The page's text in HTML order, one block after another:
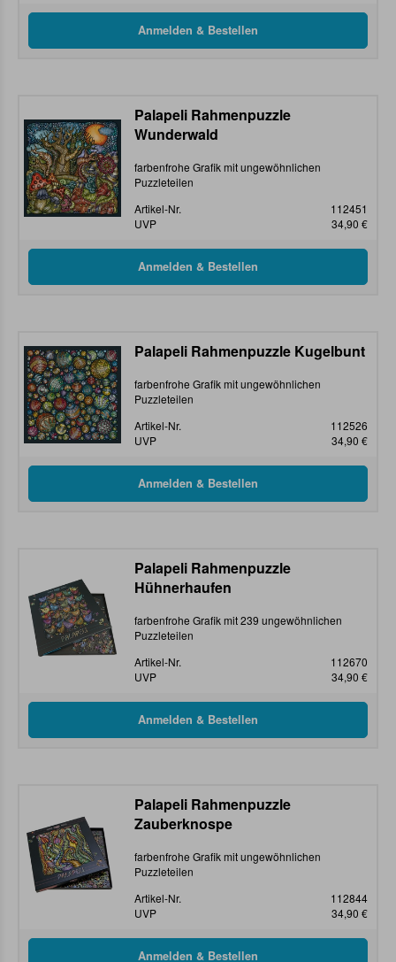
Palapeli Rahmenpuzzle
Wunderwald
farbenfrohe Grafik mit ungewöhnlichen
Puzzleteilen
Artikel-Nr.
112451
UVP
34,90 €
Palapeli Rahmenpuzzle Kugelbunt
farbenfrohe Grafik mit ungewöhnlichen
Puzzleteilen
Artikel-Nr.
112526
UVP
34,90 €
Palapeli Rahmenpuzzle
Hühnerhaufen
farbenfrohe Grafik mit 239 ungewöhnlichen
Puzzleteilen
Artikel-Nr.
112670
UVP
34,90 €
Palapeli Rahmenpuzzle
Zauberknospe
farbenfrohe Grafik mit ungewöhnlichen
Puzzleteilen
Artikel-Nr.
112844
UVP
34,90 €